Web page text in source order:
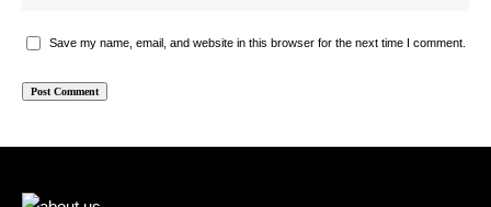
Save my name, email, and website in this browser for the next time I comment.